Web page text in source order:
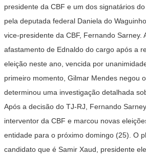
presidente da CBF e um dos signatários
pela deputada federal Daniela do
vice-presidente da CBF, Fernando Sarney.
afastamento de Ednaldo do cargo após a
eleição neste ano, vencida por
primeiro momento, Gilmar Mendes negou
determinou uma investigação detalhada
Após a decisão do TJ-RJ, Fernando
interventor da CBF e marcou novas
entidade para o próximo domingo (25). O
candidato que é Samir Xaud, presidente